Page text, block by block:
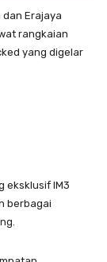
dan Erajaya
rangkaian
yang digelar
eksklusif IM3
berbagai